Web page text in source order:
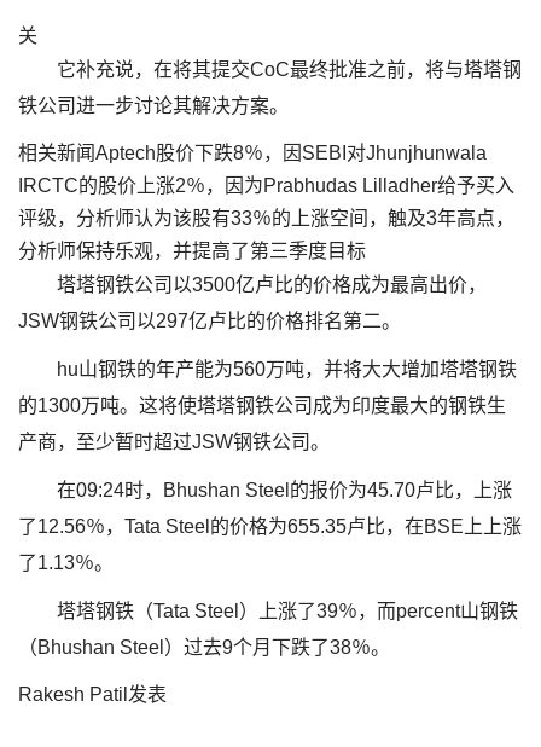
关
它补充说，在将其提交CoC最终批准之前，将与塔塔钢
铁公司进一步讨论其解决方案。
相关新闻Aptech股价下跌8％，因SEBI对Jhunjhunwala
IRCTC的股价上涨2％，因为Prabhudas Lilladher给予买入
评级，分析师认为该股有33％的上涨空间，触及3年高点，
分析师保持乐观，并提高了第三季度目标
塔塔钢铁公司以3500亿卢比的价格成为最高出价，
JSW钢铁公司以297亿卢比的价格排名第二。
hu山钢铁的年产能为560万吨，并将大大增加塔塔钢铁
的1300万吨。这将使塔塔钢铁公司成为印度最大的钢铁生
产商，至少暂时超过JSW钢铁公司。
在09:24时，Bhushan Steel的报价为45.70卢比，上涨
了12.56％，Tata Steel的价格为655.35卢比，在BSE上上涨
了1.13％。
塔塔钢铁（Tata Steel）上涨了39％，而percent山钢铁
（Bhushan Steel）过去9个月下跌了38％。
Rakesh Patil发表